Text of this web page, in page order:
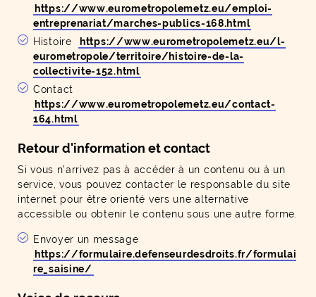
https://www.eurometropolemetz.eu/emploi-
entreprenariat/marches-publics-168.html
Histoire
https://www.eurometropolemetz.eu/l-
eurometropole/territoire/histoire-de-la-
collectivite-152.html
Contact
https://www.eurometropolemetz.eu/contact-
164.html
Retour d'information et contact
Si vous n’arrivez pas à accéder à un contenu ou à un
service, vous pouvez contacter le responsable du site
internet pour être orienté vers une alternative
accessible ou obtenir le contenu sous une autre forme.
Envoyer un message
https://formulaire.defenseurdesdroits.fr/formulai
re_saisine/